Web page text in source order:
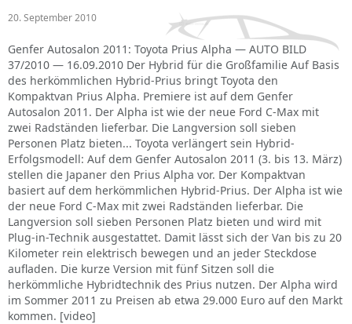
20. September 2010
Genfer Autosalon 2011: Toyota Prius Alpha — AUTO BILD
37/2010 — 16.09.2010 Der Hybrid für die Großfamilie Auf Basis
des herkömmlichen Hybrid-Prius bringt Toyota den
Kompaktvan Prius Alpha. Premiere ist auf dem Genfer
Autosalon 2011. Der Alpha ist wie der neue Ford C-Max mit
zwei Radständen lieferbar. Die Langversion soll sieben
Personen Platz bieten... Toyota verlängert sein Hybrid-
Erfolgsmodell: Auf dem Genfer Autosalon 2011 (3. bis 13. März)
stellen die Japaner den Prius Alpha vor. Der Kompaktvan
basiert auf dem herkömmlichen Hybrid-Prius. Der Alpha ist wie
der neue Ford C-Max mit zwei Radständen lieferbar. Die
Langversion soll sieben Personen Platz bieten und wird mit
Plug-in-Technik ausgestattet. Damit lässt sich der Van bis zu 20
Kilometer rein elektrisch bewegen und an jeder Steckdose
aufladen. Die kurze Version mit fünf Sitzen soll die
herkömmliche Hybridtechnik des Prius nutzen. Der Alpha wird
im Sommer 2011 zu Preisen ab etwa 29.000 Euro auf den Markt
kommen. [video]